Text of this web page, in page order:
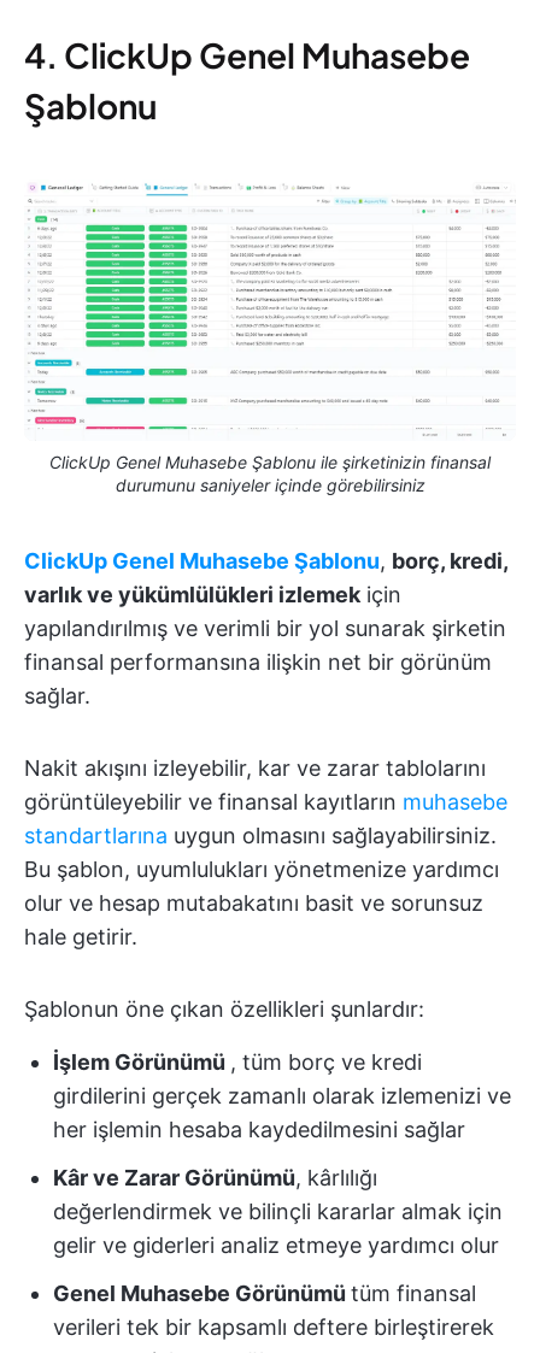
4. ClickUp Genel Muhasebe
Şablonu
ClickUp Genel Muhasebe Şablonu ile şirketinizin finansal
durumunu saniyeler içinde görebilirsiniz
ClickUp Genel Muhasebe Şablonu, borç, kredi,
varlık ve yükümlülükleri izlemek için
yapılandırılmış ve verimli bir yol sunarak şirketin
finansal performansına ilişkin net bir görünüm
sağlar.
Nakit akışını izleyebilir, kar ve zarar tablolarını
görüntüleyebilir ve finansal kayıtların muhasebe
standartlarına uygun olmasını sağlayabilirsiniz.
Bu şablon, uyumlulukları yönetmenize yardımcı
olur ve hesap mutabakatını basit ve sorunsuz
hale getirir.
Şablonun öne çıkan özellikleri şunlardır:
İşlem Görünümü , tüm borç ve kredi
girdilerini gerçek zamanlı olarak izlemenizi ve
her işlemin hesaba kaydedilmesini sağlar
Kâr ve Zarar Görünümü, kârlılığı
değerlendirmek ve bilinçli kararlar almak için
gelir ve giderleri analiz etmeye yardımcı olur
Genel Muhasebe Görünümü tüm finansal
verileri tek bir kapsamlı deftere birleştirerek